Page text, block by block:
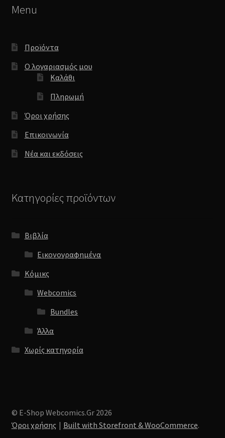
Menu
Προϊόντα
Ο λογαριασμός μου
Καλάθι
Πληρωμή
Όροι χρήσης
Επικοινωνία
Νέα και εκδόσεις
Κατηγορίες προϊόντων
Βιβλία
Εικονογραφημένα
Κόμικς
Webcomics
Bundles
Άλλα
Χωρίς κατηγορία
© E-Shop Webcomics.Gr 2026
Όροι χρήσης
Built with Storefront & WooCommerce.